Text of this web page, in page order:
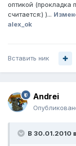
оптикой (прокладка
считается:) )...
alex_ok
Вставить ник
Andrei
В 30.01.2010